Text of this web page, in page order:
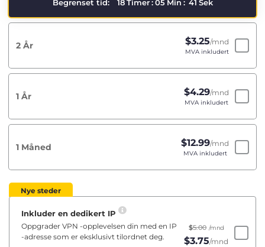
Begrenset tid: 18 Timer : 05 Min : 40 Sek
2 År $3.25/mnd
MVA inkludert
1 År $4.29/mnd
MVA inkludert
1 Måned $12.99/mnd
MVA inkludert
Nye steder
Inkluder en dedikert IP
Oppgrader VPN -opplevelsen din med en IP
-adresse som er eksklusivt tilordnet deg.
$5.00 /mnd
$3.75/mnd